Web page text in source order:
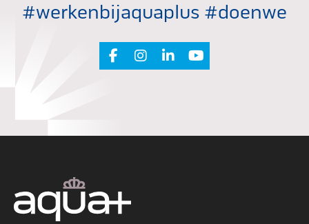
#werkenbijaquaplus #doenwe